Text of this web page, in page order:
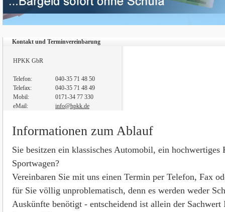
Kontakt und Terminvereinbarung
HPKK GbR
Telefon:
040-35 71 48 50
Telefax:
040-35 71 48 49
Mobil:
0171-34 77 330
eMail:
info@hpkk.de
Informationen zum Ablauf
Sie besitzen ein klassisches Automobil, ein
Sportwagen?
Vereinbaren Sie mit uns einen Termin per Telefon, Fax
für Sie völlig unproblematisch, denn es werden weder
Auskünfte benötigt - entscheidend ist allein der Sachwert